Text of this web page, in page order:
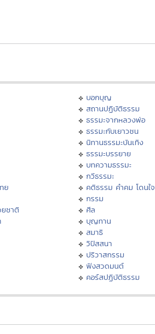
ย
ยชาติ
บอกบุญ
สถานปฏิบัติธรรม
ธรรมะจากหลวงพ่อ
ธรรมะกับเยาวชน
นิทานธรรมะบันเทิง
ธรรมะบรรยาย
บทความธรรมะ
กวีธรรมะ
คติธรรม คำคม โดนใจ
กรรม
ศีล
บุญทาน
สมาธิ
วิปัสสนา
ปริวาสกรรม
ฟังสวดมนต์
คอร์สปฏิบัติธรรม